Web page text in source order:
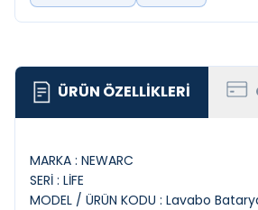
ÜRÜN ÖZELLIKLERI
MARKA : NEWARC
SERİ : LİFE
MODEL / ÜRÜN KODU : Lavabo